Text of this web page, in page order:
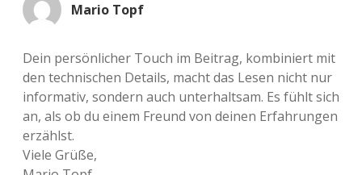
Mario Topf
Dein per­sön­li­cher Touch im Bei­trag, kom­bi­niert mit
den tech­ni­schen Details, macht das Lesen nicht nur
infor­ma­tiv, son­dern auch unter­halt­sam. Es fühlt sich
an, als ob du einem Freund von deinen Erfah­run­gen
erzählst.
Viele Grüße,